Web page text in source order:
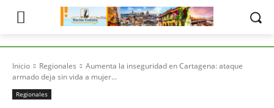
Inicio Regionales
Aumenta la inseguridad en Cartagena: ataque
armado deja sin vida a mujer...
Regionales